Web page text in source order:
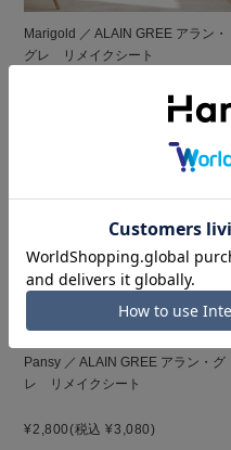
Marigold ／ ALAIN GREE アラン・
グレ リメイクシート
Pansy ／ ALAIN GREE アラン・グ
レ リメイクシート
¥2,800(税込 ¥3,080)